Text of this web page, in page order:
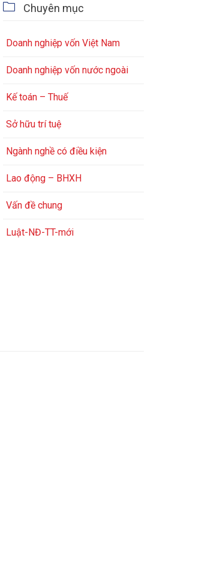
 Chuyên mục
Doanh nghiệp vốn Việt Nam
Doanh nghiệp vốn nước ngoài
Kế toán – Thuế
Sở hữu trí tuệ
Ngành nghề có điều kiện
Lao động – BHXH
Vấn đề chung
Luật-NĐ-TT-mới